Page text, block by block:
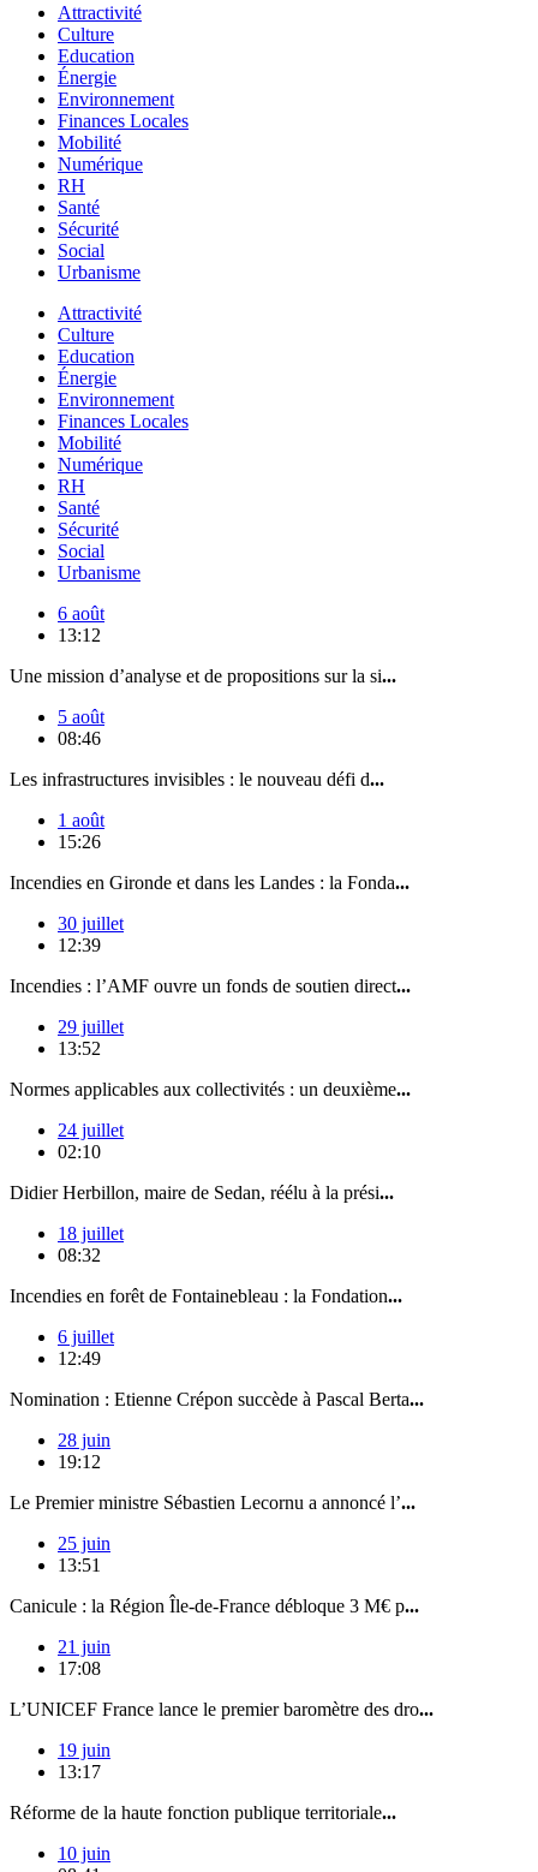
Attractivité
Culture
Education
Énergie
Environnement
Finances Locales
Mobilité
Numérique
RH
Santé
Sécurité
Social
Urbanisme
Attractivité
Culture
Education
Énergie
Environnement
Finances Locales
Mobilité
Numérique
RH
Santé
Sécurité
Social
Urbanisme
6 août
13:12
Une mission d’analyse et de propositions sur la si...
5 août
08:46
Les infrastructures invisibles : le nouveau défi d...
1 août
15:26
Incendies en Gironde et dans les Landes : la Fonda...
30 juillet
12:39
Incendies : l’AMF ouvre un fonds de soutien direct...
29 juillet
13:52
Normes applicables aux collectivités : un deuxième...
24 juillet
02:10
Didier Herbillon, maire de Sedan, réélu à la prési...
18 juillet
08:32
Incendies en forêt de Fontainebleau : la Fondation...
6 juillet
12:49
Nomination : Etienne Crépon succède à Pascal Berta...
28 juin
19:12
Le Premier ministre Sébastien Lecornu a annoncé l’...
25 juin
13:51
Canicule : la Région Île-de-France débloque 3 M€ p...
21 juin
17:08
L’UNICEF France lance le premier baromètre des dro...
19 juin
13:17
Réforme de la haute fonction publique territoriale...
10 juin